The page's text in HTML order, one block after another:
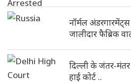
नॉर्मल
जालीदार फैब्रिक
दिल्ली के जंतर-मंतर
हाई कोर्ट ..